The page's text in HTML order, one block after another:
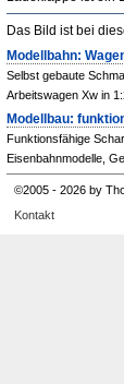
Das Bild ist bei
Modellbahn:
Selbst gebaute
Arbeitswagen Xw in
Modellbau:
Funktionsfähige
Eisenbahnmodelle,
©2005- 2026 by
Kontakt